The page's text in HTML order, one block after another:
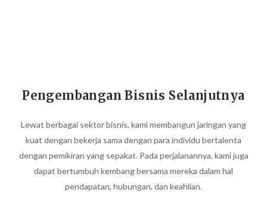
Pengembangan Bisnis Selanjutnya
Lewat berbagai sektor bisnis, kami membangun jaringan yang
kuat dengan bekerja sama dengan para individu bertalenta
dengan pemikiran yang sepakat. Pada perjalanannya, kami juga
dapat bertumbuh kembang bersama mereka dalam hal
pendapatan, hubungan, dan keahlian.